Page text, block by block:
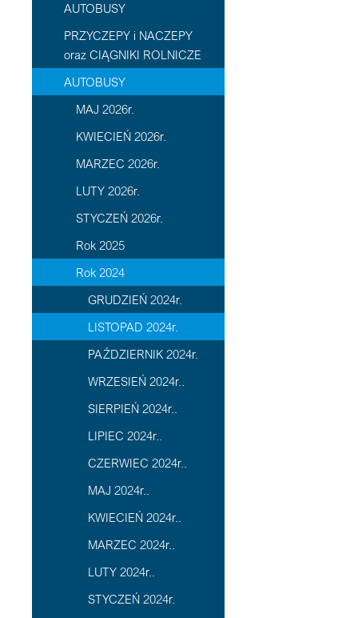
AUTOBUSY
PRZYCZEPY i NACZEPY
oraz CIĄGNIKI ROLNICZE
AUTOBUSY
MAJ 2026r.
KWIECIEŃ 2026r.
MARZEC 2026r.
LUTY 2026r.
STYCZEŃ 2026r.
Rok 2025
Rok 2024
GRUDZIEŃ 2024r.
LISTOPAD 2024r.
PAŹDZIERNIK 2024r.
WRZESIEŃ 2024r..
SIERPIEŃ 2024r..
LIPIEC 2024r..
CZERWIEC 2024r..
MAJ 2024r..
KWIECIEŃ 2024r..
MARZEC 2024r..
LUTY 2024r..
STYCZEŃ 2024r.